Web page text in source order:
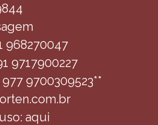
968270047
9717900227
9700309523**
aqui